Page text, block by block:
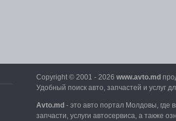
Copyright © 2001 - 2026www.avto.md
Удобный поиск авто, запчастей и услуг
Avto.md - это авто портал Молдовы, где
запчасти, услуги автосервиса, а также